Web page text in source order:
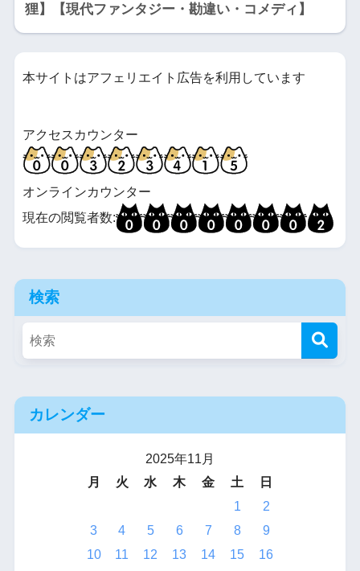
狸】【現代ファンタジー・勘違い・コメディ】
本サイトはアフェリエイト広告を利用しています
アクセスカウンター
オンラインカウンター
現在の閲覧者数:
検索
カレンダー
2025年11月
月
火 水 木 金 土
日
1
2
3
4 5 6 7 8
9
10
11 12 13 14 15
16